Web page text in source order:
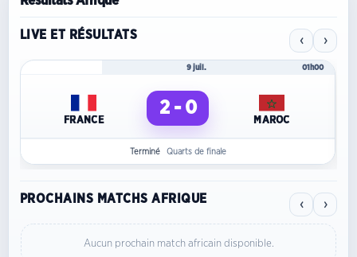
LIVE ET RÉSULTATS ‹ ›
9 juil. 01h00
FRANCE
2 - 0
MAROC
Terminé Quarts de finale
PROCHAINS MATCHS AFRIQUE ‹ ›
Aucun prochain match africain disponible.